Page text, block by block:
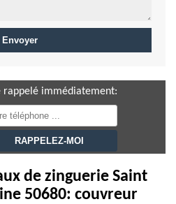
rappelé immédiatement:
de zinguerie Saint
50680: couvreur